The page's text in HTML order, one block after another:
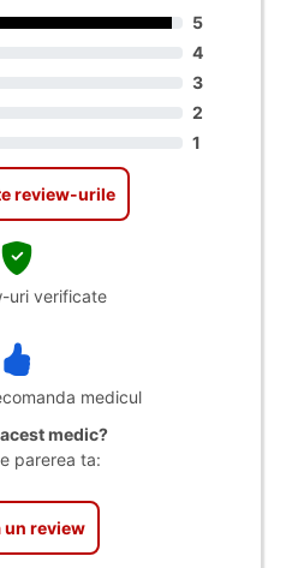
5
4
3
2
1
review-urile
uri verificate
medicul
medic?
parerea ta:
un review